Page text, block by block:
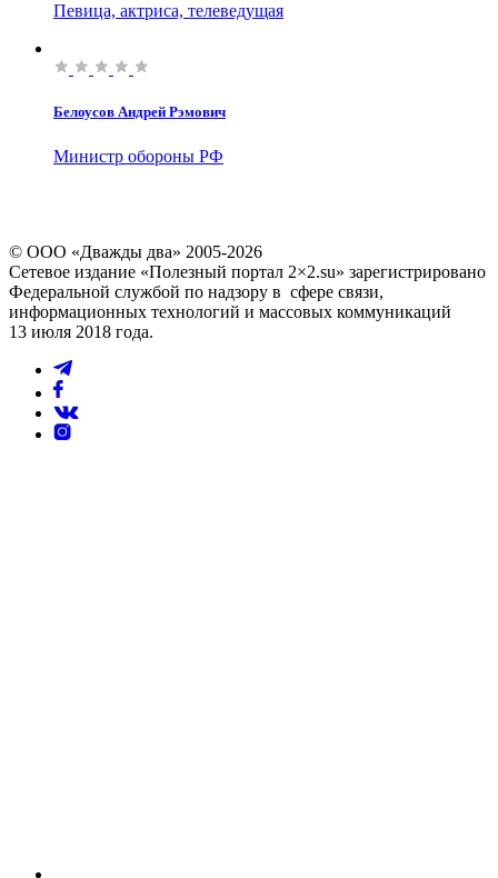
Певица, актриса, телеведущая
Белоусов Андрей Рэмович
Министр обороны РФ
© ООО «Дважды два» 2005-2026
Сетевое издание «Полезный портал 2×2.su» зарегистрировано
Федеральной службой по надзору в сфере связи,
информационных технологий и массовых коммуникаций
13 июля 2018 года.